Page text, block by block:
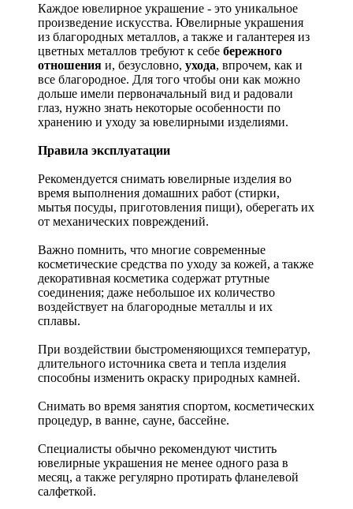
Каждое ювелирное украшение - это уникальное
произведение искусства. Ювелирные украшения
из благородных металлов, а также и галантерея из
цветных металлов требуют к себе бережного
отношения и, безусловно, ухода, впрочем, как и
все благородное. Для того чтобы они как можно
дольше имели первоначальный вид и радовали
глаз, нужно знать некоторые особенности по
хранению и уходу за ювелирными изделиями.
Правила эксплуатации
Рекомендуется снимать ювелирные изделия во
время выполнения домашних работ (стирки,
мытья посуды, приготовления пищи), оберегать их
от механических повреждений.
Важно помнить, что многие современные
косметические средства по уходу за кожей, а также
декоративная косметика содержат ртутные
соединения; даже небольшое их количество
воздействует на благородные металлы и их
сплавы.
При воздействии быстроменяющихся температур,
длительного источника света и тепла изделия
способны изменить окраску природных камней.
Снимать во время занятия спортом, косметических
процедур, в ванне, сауне, бассейне.
Специалисты обычно рекомендуют чистить
ювелирные украшения не менее одного раза в
месяц, а также регулярно протирать фланелевой
салфеткой.